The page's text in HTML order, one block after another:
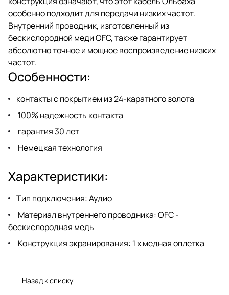
особенно подходит для передачи низких частот.
Внутренний проводник, изготовленный из
бескислородной меди OFC, также гарантирует
абсолютно точное и мощное воспроизведение низких
частот.
Особенности:
контакты с покрытием из 24-каратного золота
100% надежность контакта
гарантия 30 лет
Немецкая технология
Характеристики:
Тип подключения: Аудио
Материал внутреннего проводника: OFC -
бескислородная медь
Конструкция экранирования: 1 х медная оплетка
Назад к списку